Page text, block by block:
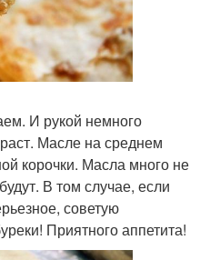
И рукой немного
Масле на среднем
корочки. Масла много не
В том случае, если
советую
Приятного аппетита!